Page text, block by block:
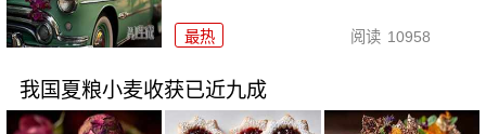
最热 阅读 10958
我国夏粮小麦收获已近九成